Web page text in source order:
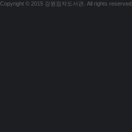
Copyright © 2015 강원점자도서관. All rights reserved.